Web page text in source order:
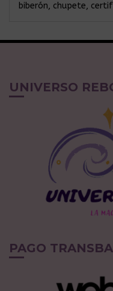
biberón, chupete,
UNIVERSO
PAGO